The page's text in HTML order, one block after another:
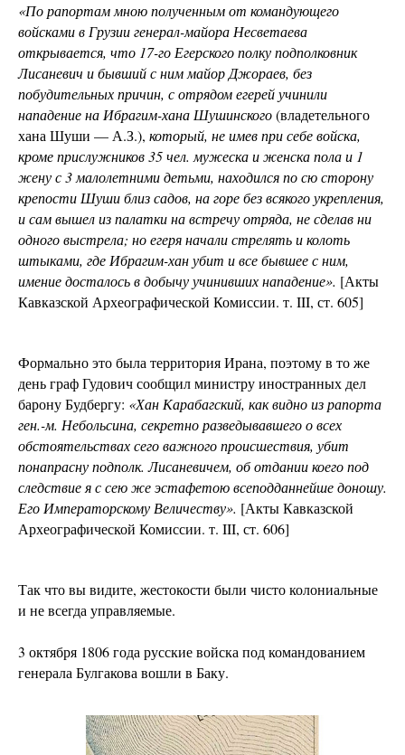
«По рапортам мною полученным от командующего
войсками в Грузии генерал-майора Несветаева
открывается, что 17-го Егерского полку подполковник
Лисаневич и бывший с ним майор Джораев, без
побудительных причин, с отрядом егерей учинили
нападение на Ибрагим-хана Шушинского(владетельного
хана Шуши — А.З.), который, не имев при себе войска,
кроме прислужников 35 чел. мужеска и женска пола и 1
жену с 3 малолетними детьми, находился по сю сторону
крепости Шуши близ садов, на горе без всякого укрепления,
и сам вышел из палатки на встречу отряда, не сделав ни
одного выстрела; но егеря начали стрелять и колоть
штыками, где Ибрагим-хан убит и все бывшее с ним,
имение досталось в добычу учинивших нападение». [Акты
Кавказской Археографической Комиссии. т. III, ст. 605]
Формально это была территория Ирана, поэтому в то же
день граф Гудович сообщил министру иностранных дел
барону Будбергу: «Хан Карабагский, как видно из рапорта
ген.-м. Небольсина, секретно разведывавшего о всех
обстоятельствах сего важного происшествия, убит
понапрасну подполк. Лисаневичем, об отдании коего под
следствие я с сею же эстафетою всеподданнейше доношу.
Его Императорскому Величеству». [Акты Кавказской
Археографической Комиссии. т. III, ст. 606]
Так что вы видите, жестокости были чисто колониальные
и не всегда управляемые.
3 октября 1806 года русские войска под командованием
генерала Булгакова вошли в Баку.